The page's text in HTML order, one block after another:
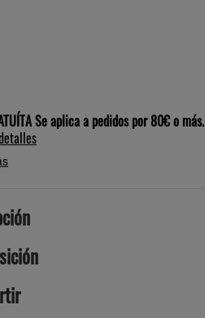
Se aplica a pedidos por 80€ o más.